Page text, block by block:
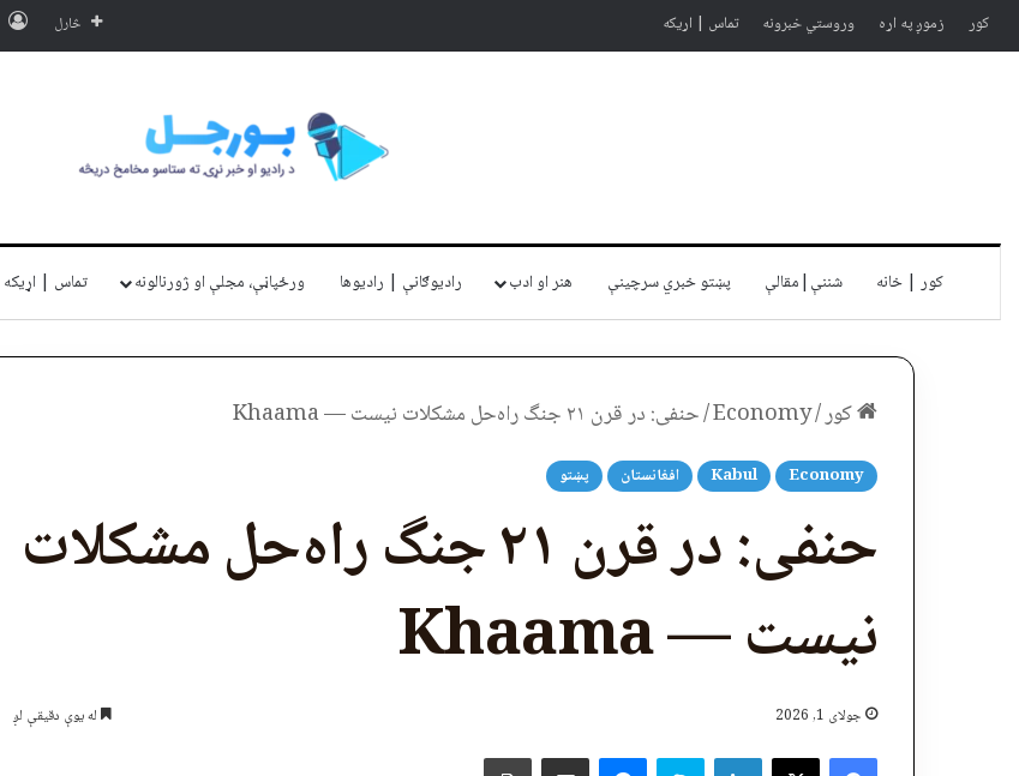
کور زموږ په اړه وروستي خبرونه تماس | اړیکه څارل
کور | خانه شننې|مقالې پښتو خبري سرچينې هنر او ادب رادیوګانې | رادیوها ورځپاڼې، مجلې او ژورنالونه تماس | اړیکه
کور/
Economy
/حنفی: در قرن ۲۱ جنگ راه‌حل مشکلات نیست — Khaama
Economy
Kabul افغانستان پښتو
حنفی: در قرن ۲۱ جنگ راه‌حل مشکلات
نیست — Khaama
جولای 1, 2026 له یوې دقیقې لږ
Facebook
X
LinkedIn
Skype
Messenger
پر برېښنالیک یې شریک کړئ چاپول